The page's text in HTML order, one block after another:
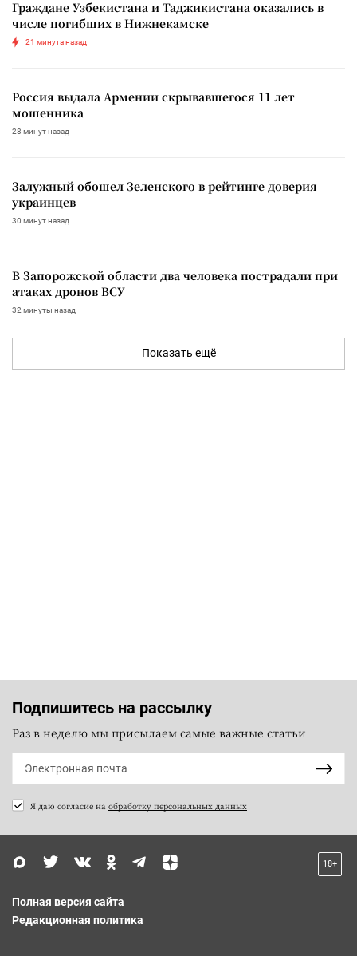
Граждане Узбекистана и Таджикистана оказались в
числе погибших в Нижнекамске
21 минута назад
Россия выдала Армении скрывавшегося 11 лет
мошенника
28 минут назад
Залужный обошел Зеленского в рейтинге доверия
украинцев
30 минут назад
В Запорожской области два человека пострадали при
атаках дронов ВСУ
32 минуты назад
Показать ещё
Подпишитесь на рассылку
Раз в неделю мы присылаем самые важные статьи
Я даю согласие на обработку персональных данных
18+
Полная версия сайта
Редакционная политика